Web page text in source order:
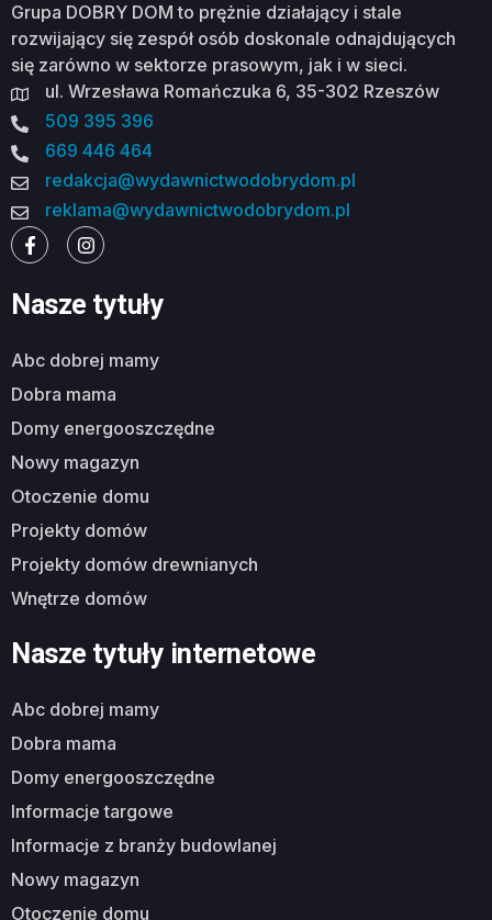
Grupa DOBRY DOM to prężnie działający i stale
rozwijający się zespół osób doskonale odnajdujących
się zarówno w sektorze prasowym, jak i w sieci.
ul. Wrzesława Romańczuka 6, 35-302 Rzeszów
509 395 396
669 446 464
redakcja@wydawnictwodobrydom.pl
reklama@wydawnictwodobrydom.pl
Nasze tytuły
abc dobrej mamy
dobra mama
domy energooszczędne
nowy magazyn
otoczenie domu
projekty domów
projekty domów drewnianych
wnętrze domów
Nasze tytuły internetowe
abc dobrej mamy
dobra mama
domy energooszczędne
informacje targowe
informacje z branży budowlanej
nowy magazyn
otoczenie domu